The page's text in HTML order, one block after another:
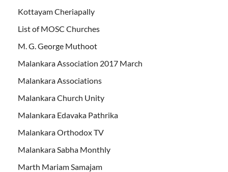
Kottayam Cheriapally
List of MOSC Churches
M. G. George Muthoot
Malankara Association 2017 March
Malankara Associations
Malankara Church Unity
Malankara Edavaka Pathrika
Malankara Orthodox TV
Malankara Sabha Monthly
Marth Mariam Samajam